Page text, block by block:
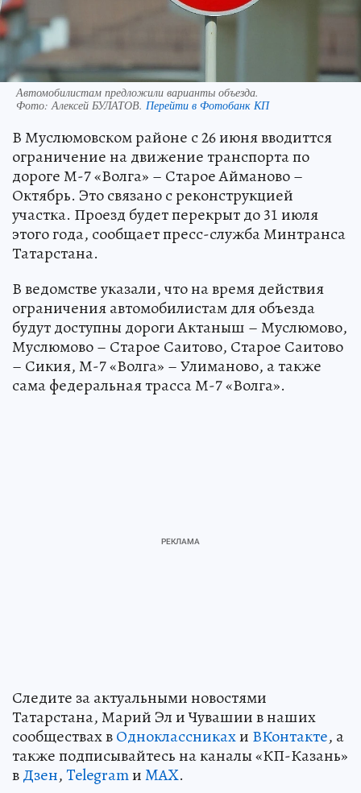
Автомобилистам предложили варианты объезда.
Фото:Алексей БУЛАТОВ. Перейти в Фотобанк КП
В Муслюмовском районе с 26 июня вводиттся
ограничение на движение транспорта по
дороге М-7 «Волга» – Старое Айманово –
Октябрь. Это связано с реконструкцией
участка. Проезд будет перекрыт до 31 июля
этого года, сообщает пресс-служба Минтранса
Татарстана.
В ведомстве указали, что на время действия
ограничения автомобилистам для объезда
будут доступны дороги Актаныш – Муслюмово,
Муслюмово – Старое Саитово, Старое Саитово
– Сикия, М-7 «Волга» – Улиманово, а также
сама федеральная трасса М-7 «Волга».
Следите за актуальными новостями
Татарстана, Марий Эл и Чувашии в наших
сообществах вОдноклассникахи ВКонтакте, а
также подписывайтесь на каналы «КП-Казань»
вДзен,TelegramиMAX.